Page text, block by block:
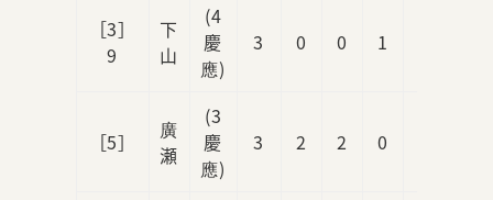
［3］
9
下
山
(4
慶
應)
3 0 0 1
［5］
廣
瀬
(3
慶
應)
3 2 2 0